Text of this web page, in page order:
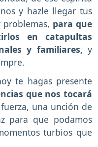
y hazle llegar tus
problemas, para que
en catapultas
y familiares, y
te hagas presente
que nos tocará
una unción de
para que podamos
turbios que